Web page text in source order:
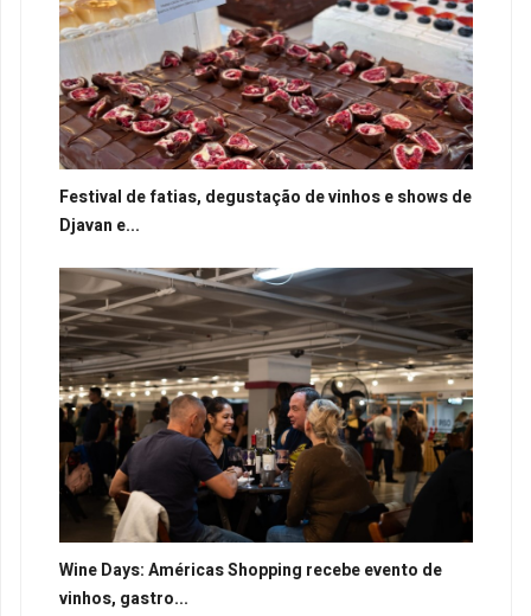
Festival de fatias, degustação de vinhos e shows de
Djavan e...
Wine Days: Américas Shopping recebe evento de
vinhos, gastro...